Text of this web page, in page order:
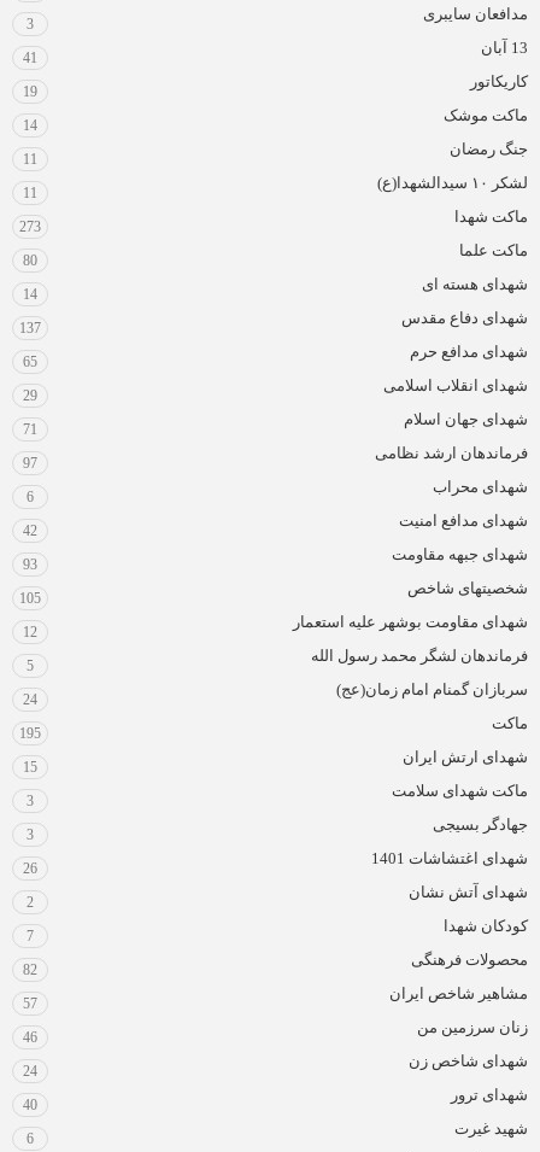
مدافعان سایبری
3
13 آبان
41
کاریکاتور
19
ماکت موشک
14
جنگ رمضان
11
لشکر ۱۰ سیدالشهدا(ع)
11
ماکت شهدا
273
ماکت علما
80
شهدای هسته ای
14
شهدای دفاع مقدس
137
شهدای مدافع حرم
65
شهدای انقلاب اسلامی
29
شهدای جهان اسلام
71
فرماندهان ارشد نظامی
97
شهدای محراب
6
شهدای مدافع امنیت
42
شهدای جبهه مقاومت
93
شخصیتهای شاخص
105
شهدای مقاومت بوشهر علیه استعمار
12
فرماندهان لشگر محمد رسول الله
5
سربازان گمنام امام زمان(عج)
24
ماکت
195
شهدای ارتش ایران
15
ماکت شهدای سلامت
3
جهادگر بسیجی
3
شهدای اغتشاشات 1401
26
شهدای آتش نشان
2
کودکان شهدا
7
محصولات فرهنگی
82
مشاهیر شاخص ایران
57
زنان سرزمین من
46
شهدای شاخص زن
24
شهدای ترور
40
شهید غیرت
6